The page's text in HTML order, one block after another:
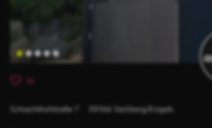
36
Schlachthofstraße 7 09366 Stollberg/Erzgeb.